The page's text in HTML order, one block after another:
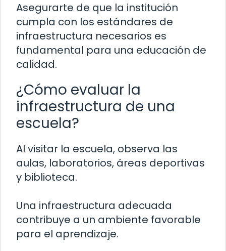
Asegurarte de que la institución
cumpla con los estándares de
infraestructura necesarios es
fundamental para una educación de
calidad.
¿Cómo evaluar la
infraestructura de una
escuela?
Al visitar la escuela, observa las
aulas, laboratorios, áreas deportivas
y biblioteca.
Una infraestructura adecuada
contribuye a un ambiente favorable
para el aprendizaje.